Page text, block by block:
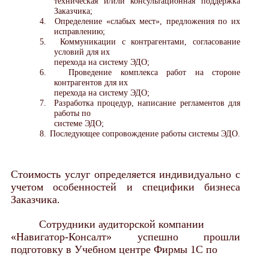
Заказчика;
4.
Определение «слабых мест», предложения по их
исправлению;
5.
Коммуникации с контрагентами, согласование
условий для их
перехода на систему ЭДО;
6.
Проведение комплекса работ на стороне
контрагентов для их
перехода на систему ЭДО;
7.
Разработка процедур, написание регламентов для
работы по
системе ЭДО;
8.
Последующее сопровождение работы системы ЭДО.
Стоимость услуг определяется индивидуально с
учетом особенностей и специфики бизнеса
Заказчика.
Сотрудники аудиторской компании
«Навигатор-Консалт» успешно прошли
подготовку в Учебном центре Фирмы 1С по